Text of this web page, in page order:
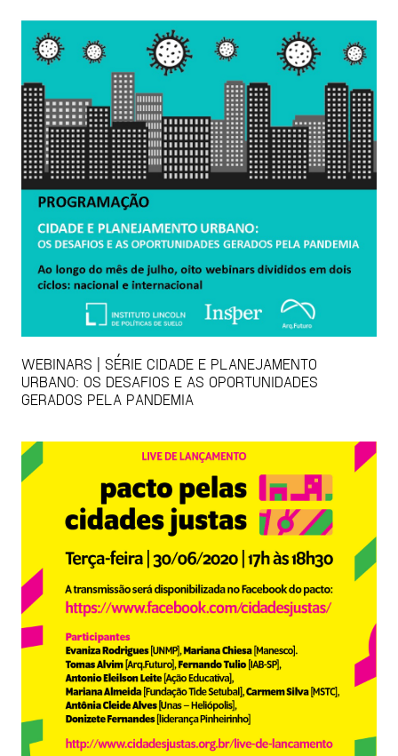
WEBINARS | SÉRIE CIDADE E PLANEJAMENTO
URBANO: OS DESAFIOS E AS OPORTUNIDADES
GERADOS PELA PANDEMIA